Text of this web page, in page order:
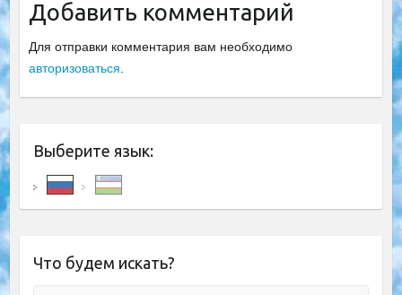
Добавить комментарий
Для отправки комментария вам необходимо
авторизоваться
Выберите язык:
Что будем искать?